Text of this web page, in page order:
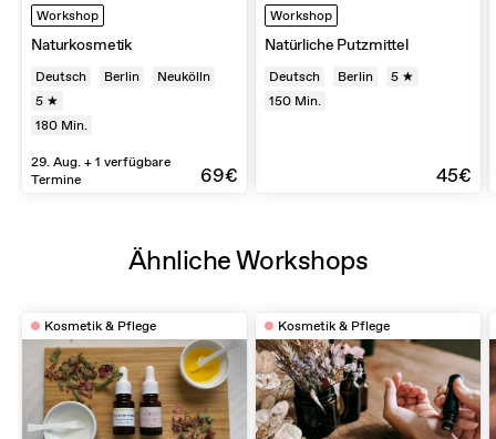
Workshop
Naturkosmetik
Deutsch Berlin
Neukölln
5 ★
180 Min.
29. Aug. + 1 verfügbare
Termine
69€
Workshop
Natürliche Putzmittel
Deutsch Berlin
5 ★
150 Min.
45€
Ähnliche Workshops
Kosmetik & Pflege Kosmetik & Pflege